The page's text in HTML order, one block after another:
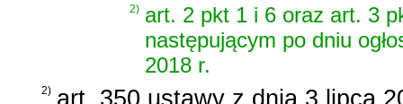
2) art. 2 pkt 1 i 6 oraz art. 3
następującym po dniu
2018 r.
2)